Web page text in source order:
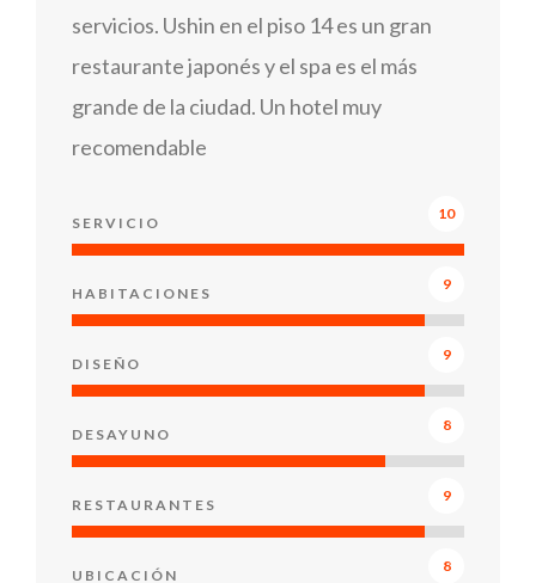
servicios. Ushin en el piso 14 es un gran
restaurante japonés y el spa es el más
grande de la ciudad. Un hotel muy
recomendable
SERVICIO
10
HABITACIONES
9
DISEÑO
9
DESAYUNO
8
RESTAURANTES
9
UBICACIÓN
8